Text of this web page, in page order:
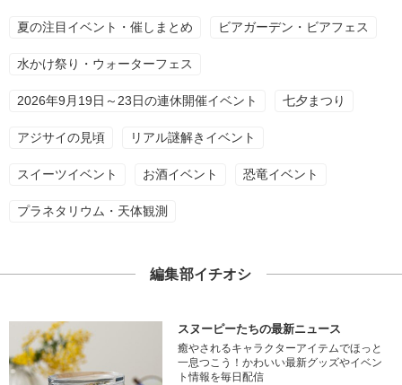
夏の注目イベント・催しまとめ ビアガーデン・ビアフェス
水かけ祭り・ウォーターフェス
2026年9月19日～23日の連休開催イベント 七夕まつり
アジサイの見頃 リアル謎解きイベント
スイーツイベント お酒イベント 恐竜イベント
プラネタリウム・天体観測
編集部イチオシ
スヌーピーたちの最新ニュース
癒やされるキャラクターアイテムでほっと
一息つこう！かわいい最新グッズやイベン
ト情報を毎日配信